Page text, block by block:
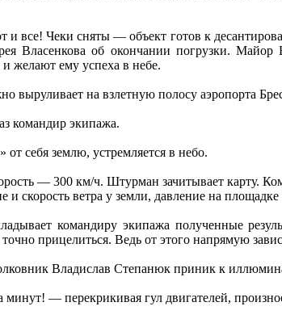
и все! Чеки сняты — объект готов к
Власенкова об окончании погрузки. Майор
желают ему успеха в небе.
выруливает на взлетную полосу аэропорта
командир экипажа.
от себя землю, устремляется в небо.
— 300 км/ч. Штурман зачитывает карту.
и скорость ветра у земли, давление на
командиру экипажа полученные
прицелиться. Ведь от этого напрямую
Владислав Степанюк приник к
— перекрикивая гул двигателей,